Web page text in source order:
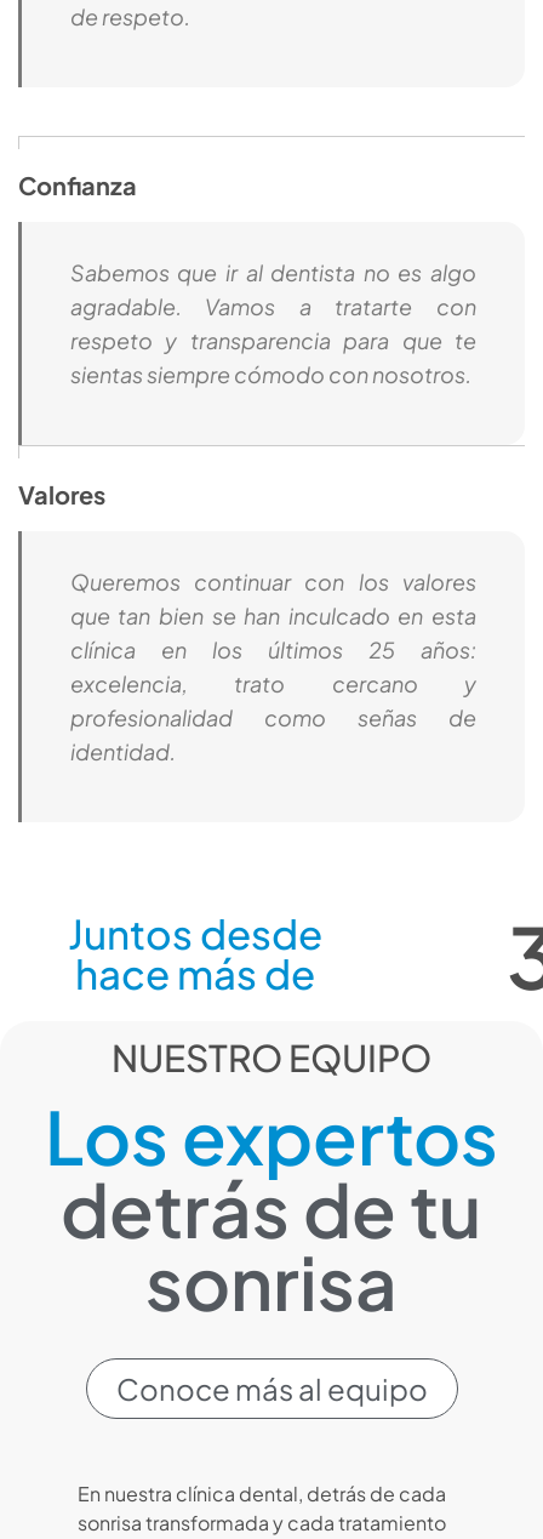
de respeto.
Confianza
Sabemos que ir al dentista no es algo
agradable. Vamos a tratarte con
respeto y transparencia para que te
sientas siempre cómodo con nosotros.
Valores
Queremos continuar con los valores
que tan bien se han inculcado en esta
clínica en los últimos 25 años:
excelencia, trato cercano y
profesionalidad como señas de
identidad.
Juntos desde
hace más de
NUESTRO EQUIPO
Los expertos
detrás de tu
sonrisa
Conoce más al equipo
En nuestra clínica dental, detrás de cada
sonrisa transformada y cada tratamiento